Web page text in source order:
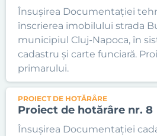
Însușirea Documentației
înscrierea imobilului strada
municipiul Cluj-Napoca, în
cadastru și carte funciară.
primarului.
PROIECT DE HOTĂRÂRE
Proiect de hotărâre nr. 8
Însușirea Documentației